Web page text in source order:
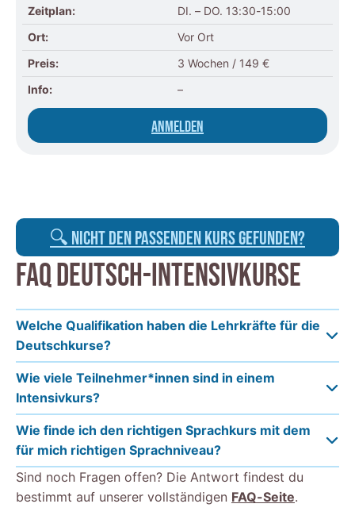
Zeitplan:
DI. – DO. 13:30-15:00
Ort:
Vor Ort
Preis:
3 Wochen / 149 €
Info:
–
Anmelden
🔍 Nicht den passenden KURS GEFUNDEN?
FAQ DEUTSCH-INTENSIVKURSE
Welche Qualifikation haben die Lehrkräfte für die
Deutschkurse?
Wie viele Teilnehmer*innen sind in einem
Intensivkurs?
Wie finde ich den richtigen Sprachkurs mit dem
für mich richtigen Sprachniveau?
Sind noch Fragen offen? Die Antwort findest du
bestimmt auf unserer vollständigen FAQ-Seite.